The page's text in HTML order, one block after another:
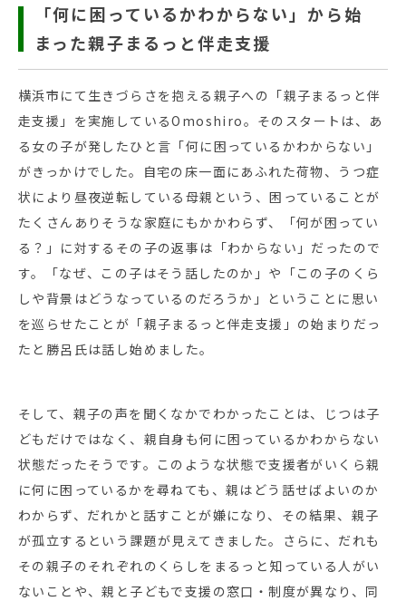
「何に困っているかわからない」から始
まった親子まるっと伴走支援
横浜市にて生きづらさを抱える親子への「親子まるっと伴
走支援」を実施しているOmoshiro。そのスタートは、あ
る女の子が発したひと言「何に困っているかわからない」
がきっかけでした。自宅の床一面にあふれた荷物、うつ症
状により昼夜逆転している母親という、困っていることが
たくさんありそうな家庭にもかかわらず、「何が困ってい
る？」に対するその子の返事は「わからない」だったので
す。「なぜ、この子はそう話したのか」や「この子のくら
しや背景はどうなっているのだろうか」ということに思い
を巡らせたことが「親子まるっと伴走支援」の始まりだっ
たと勝呂氏は話し始めました。
そして、親子の声を聞くなかでわかったことは、じつは子
どもだけではなく、親自身も何に困っているかわからない
状態だったそうです。このような状態で支援者がいくら親
に何に困っているかを尋ねても、親はどう話せばよいのか
わからず、だれかと話すことが嫌になり、その結果、親子
が孤立するという課題が見えてきました。さらに、だれも
その親子のそれぞれのくらしをまるっと知っている人がい
ないことや、親と子どもで支援の窓口・制度が異なり、同